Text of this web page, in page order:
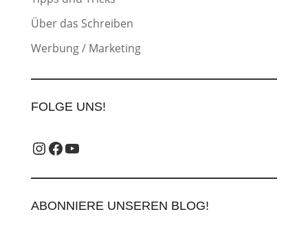
Über das Schreiben
Werbung / Marketing
FOLGE UNS!
Instagram_label
Facebook-LabelYouTube-Label
ABONNIERE UNSEREN BLOG!